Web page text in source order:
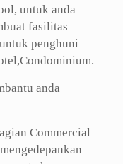
untuk anda
fasilitas
penghuni
anda
Commercial